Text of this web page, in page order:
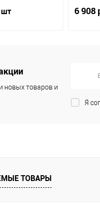
К
сравнению
6 908
В
новых товаров и
Я
ТОВАРЫ